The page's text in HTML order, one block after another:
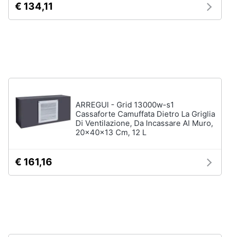
Giocattoli
Fotografia
Casalinghi
Abbigliamento
Sport
€ 134,11
ARREGUI - Grid 13000w-s1
Cassaforte Camuffata Dietro La Griglia
Di Ventilazione, Da Incassare Al Muro,
20x40x13 Cm, 12 L
€ 161,16